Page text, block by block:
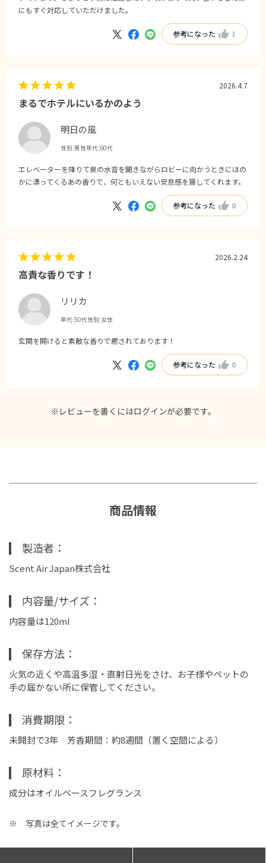
にもすぐ対応していただけました。
参考になった 1
まるでホテルにいるかのよう
明日の風
性別:男性年代:60代
2026.4.7
エレベーターを降りて泉の水音を聞きながらロビーに向かうときにほの
かに漂ってくるあの香りで、何ともいえない安息感を齎してくれます。
参考になった 0
高貴な香りです！
リリカ
年代:50代性別:女性
2026.2.24
玄関を開けると素敵な香りで癒されております！
参考になった 0
※レビューを書くにはログインが必要です。
商品情報
製造者
Scent Air Japan株式会社
内容量/サイズ
内容量は120ml
保存方法
火気の近くや高温多湿・直射日光をさけ、お子様やペットの
手の届かない所に保管してください。
消費期限
未開封で3年 芳香期間：約8週間（置く空間による）
原材料
成分はオイルベースフレグランス
※ 写真は全てイメージです。